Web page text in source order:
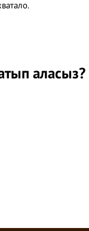
аласыз?